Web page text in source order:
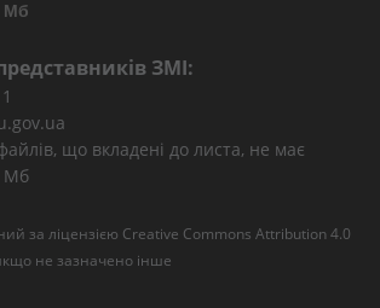
Мб
ЗМІ:
що вкладені до листа, не має
Мб
за ліцензією Creative Commons Attribution 4.0
не зазначено інше